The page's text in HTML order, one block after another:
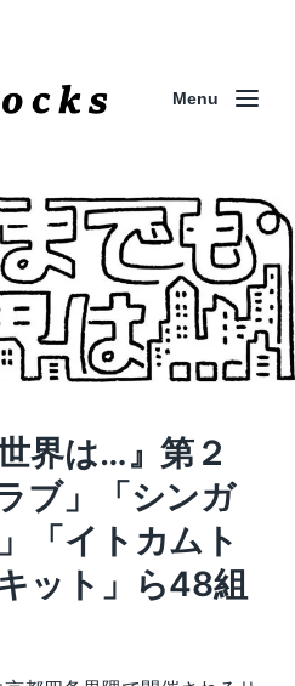
Menu
界は…』第２
ブ」「シンガ
「イトカムト
ット」ら48組